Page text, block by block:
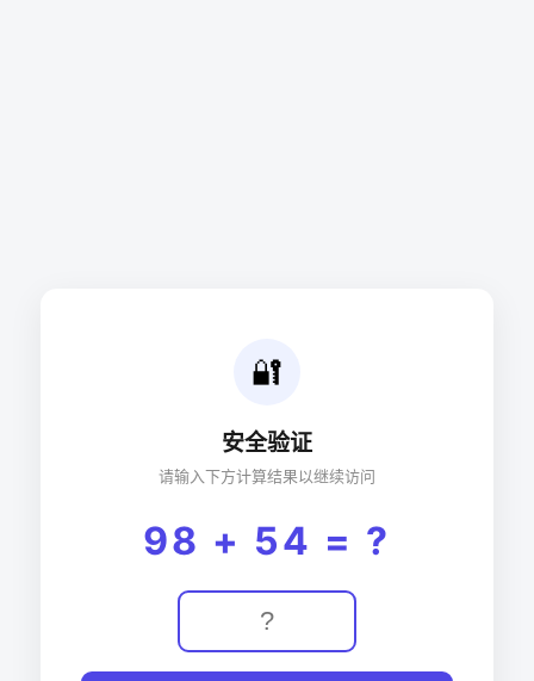
🔐
安全验证
请输入下方计算结果以继续访问
98 + 54 = ?